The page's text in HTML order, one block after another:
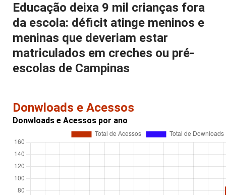
Educação deixa 9 mil crianças fora
da escola: déficit atinge meninos e
meninas que deveriam estar
matriculados em creches ou pré-
escolas de Campinas
Donwloads e Acessos
Donwloads e Acessos por ano